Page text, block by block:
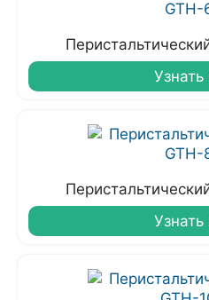
Узнать
Узнать